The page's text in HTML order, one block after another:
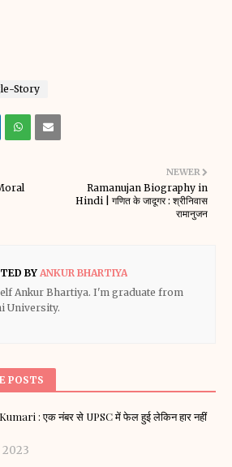
Story
NEWER
Ramanujan Biography in
Hindi | गणित के जादूगर : श्रीनिवास
रामानुजन
BY ANKUR BHARTIYA
Ankur Bhartiya. I'm graduate from
University.
POSTS
: एक नंबर से UPSC में फेल हुई लेकिन हार नहीं
2023